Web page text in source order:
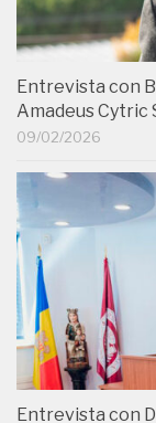
Entrevista con
Amadeus Cytric
09/02/2026
Entrevista con